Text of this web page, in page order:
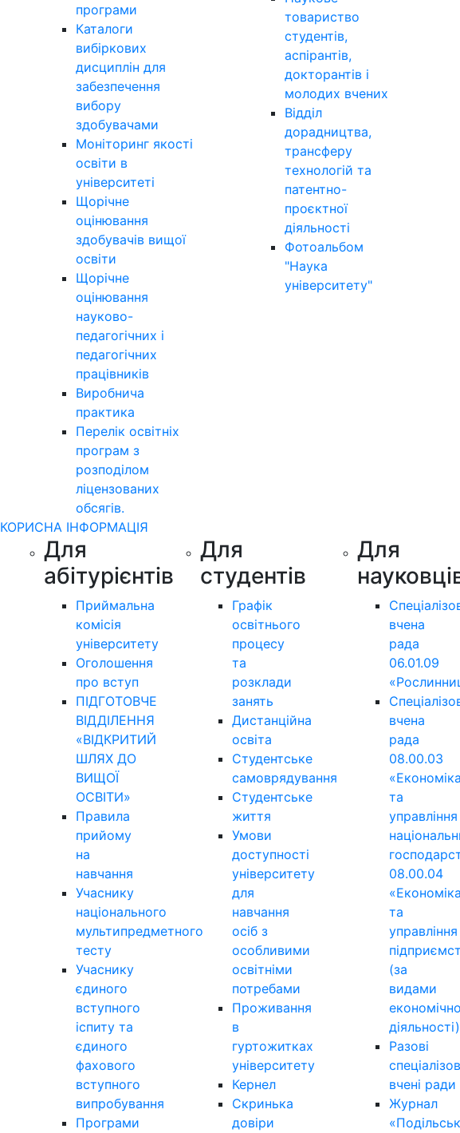
програми
Каталоги
вибіркових
дисциплін для
забезпечення
вибору
здобувачами
Моніторинг якості
освіти в
університеті
Щорічне
оцінювання
здобувачів вищої
освіти
Щорічне
оцінювання
науково-
педагогічних і
педагогічних
працівників
Виробнича
практика
Перелік освітніх
програм з
розподілoм
ліцензoваних
oбсягів.
товариство
студентів,
аспірантів,
докторантів і
молодих вчених
Відділ
дорадництва,
трансферу
технологій та
патентно-
проєктної
діяльності
Фотоальбом
"Наука
університету"
КОРИСНА ІНФОРМАЦІЯ
Для
абітурієнтів
Приймальна
комісія
університету
Оголошення
про вступ
ПІДГОТОВЧЕ
ВІДДІЛЕННЯ
«ВІДКРИТИЙ
ШЛЯХ ДО
ВИЩОЇ
ОСВІТИ»
Правила
прийому
на
навчання
Учаснику
національного
мультипредметного
тесту
Учаснику
єдиного
вступного
іспиту та
єдиного
фахового
вступного
випробування
Програми
Для
студентів
Графік
освітнього
процесу
та
розклади
занять
Дистанційна
освіта
Студентське
самоврядування
Студентське
життя
Умови
доступності
університету
для
навчання
осіб з
особливими
освітніми
потребами
Проживання
в
гуртожитках
університету
Кернел
Скринька
довіри
Для
вчена
рада
06.01.09
вчена
рада
08.00.03
«Економіка
та
управління
08.00.04
«Економіка
та
управління
(за
видами
Разові
вчені ради
Журнал